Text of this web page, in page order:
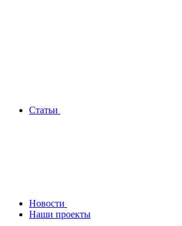
Статьи
Новости
Наши проекты